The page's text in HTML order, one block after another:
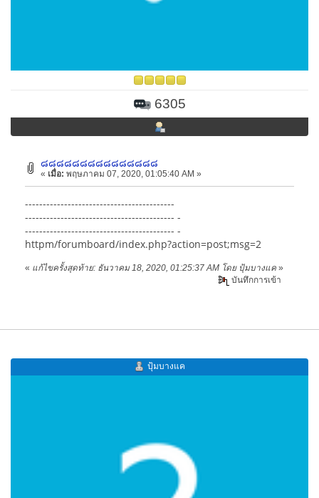
6305
๘๘๘๘๘๘๘๘๘๘๘๘๘๘๘
« เมื่อ: พฤษภาคม 07, 2020, 01:05:40 AM »
------------------------------------------
------------------------------------------ -
------------------------------------------ -
httpm/forumboard/index.php?action=post;msg=2
« แก้ไขครั้งสุดท้าย: ธันวาคม 18, 2020, 01:25:37 AM โดย ปุ้มบางแค »
บันทึกการเข้า
ปุ้มบางแค